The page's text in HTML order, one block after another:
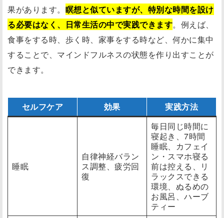
果があります。 瞑想と似ていますが、特別な時間を設け
る必要はなく、日常生活の中で実践できます。例えば、
食事をする時、歩く時、家事をする時など、何かに集中
することで、マインドフルネスの状態を作り出すことが
できます。
セルフケア 効果 実践方法
睡眠
自律神経バラン
ス調整、疲労回
復
毎日同じ時間に
寝起き、7時間
睡眠、カフェイ
ン・スマホ寝る
前は控える、リ
ラックスできる
環境、ぬるめの
お風呂、ハーブ
ティー